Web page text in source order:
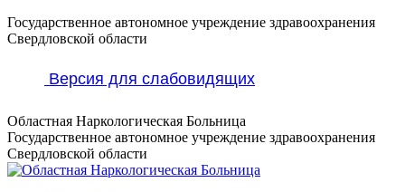
Перейти
к
Государственное автономное учреждение здравоохранения
Свердловской области
Версия для слабовидящих
Областная Наркологическая Больница
Государственное автономное учреждение здравоохранения
Свердловской области